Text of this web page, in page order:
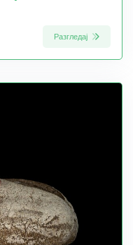
Разгледај